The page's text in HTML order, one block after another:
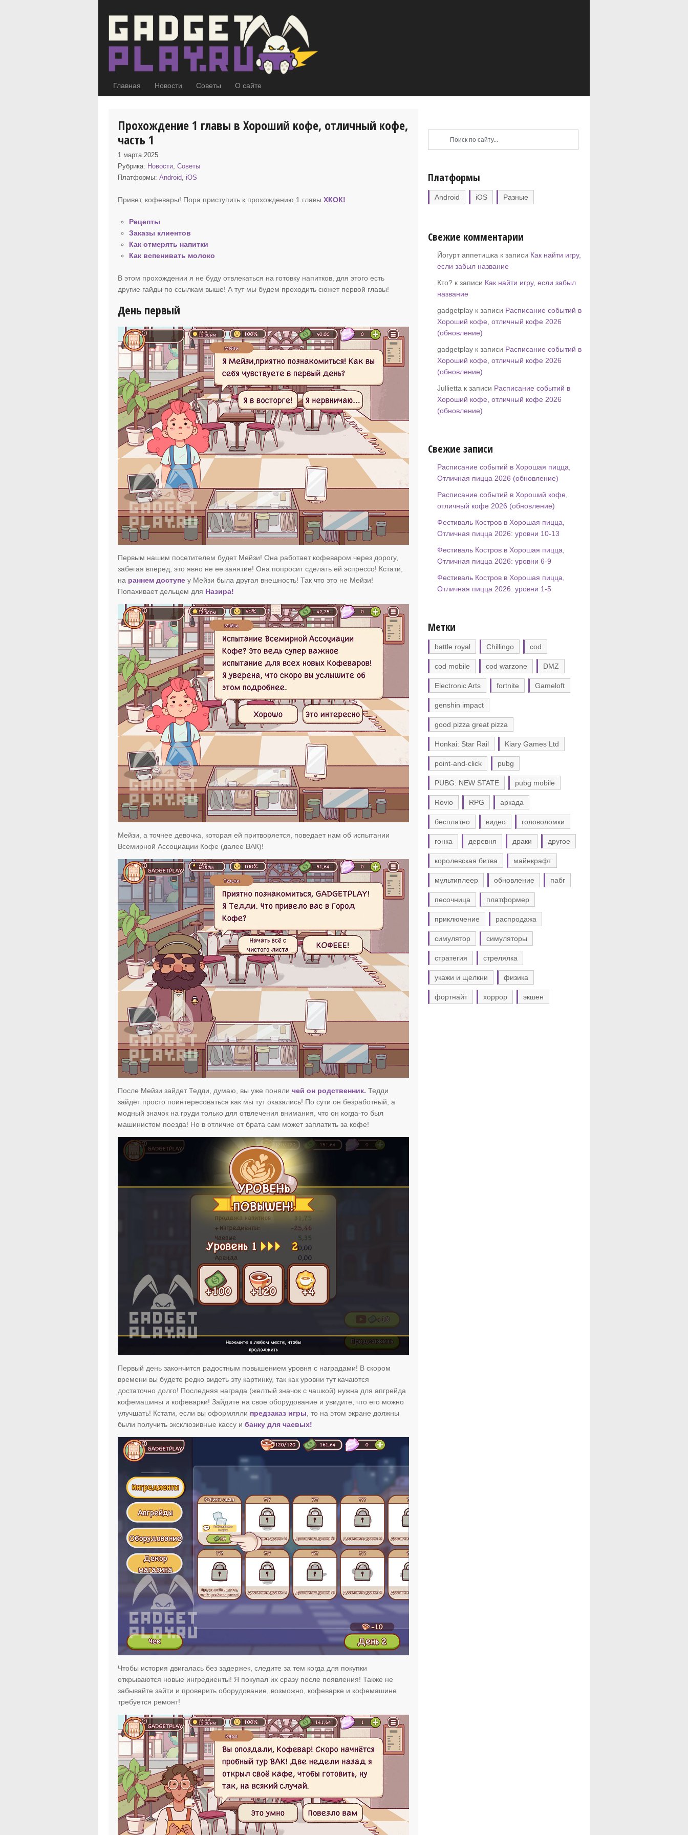
Главная Новости Советы О сайте
Прохождение 1 главы в Хороший кофе, отличный кофе,
часть 1
1 марта 2025
Рубрика: Новости,Советы
Платформы:Android, iOS
Привет, кофевары! Пора приступить к прохождению 1 главыХКОК!
Рецепты
Заказы клиентов
Как отмерять напитки
Как вспенивать молоко
В этом прохождении я не буду отвлекаться на готовку напитков, для этого есть
другие гайды по ссылкам выше! А тут мы будем проходить сюжет первой главы!
День первый
Первым нашим посетителем будет Мейзи! Она работает кофеваром через дорогу,
забегая вперед, это явно не ее занятие! Она попросит сделать ей эспрессо! Кстати,
на раннем доступе у Мейзи была другая внешность! Так что это не Мейзи!
Попахивает дельцем для Назира!
Мейзи, а точнее девочка, которая ей притворяется, поведает нам об испытании
Всемирной Ассоциации Кофе (далее ВАК)!
После Мейзи зайдет Тедди, думаю, вы уже поняличей он родственник. Тедди
зайдет просто поинтересоваться как мы тут оказались! По сути он безработный, а
модный значок на груди только для отвлечения внимания, что он когда-то был
машинистом поезда! Но в отличие от брата сам может заплатить за кофе!
Первый день закончится радостным повышением уровня с наградами! В скором
времени вы будете редко видеть эту картинку, так как уровни тут качаются
достаточно долго! Последняя награда (желтый значок с чашкой) нужна для апгрейда
кофемашины и кофеварки! Зайдите на свое оборудование и увидите, что его можно
улучшать! Кстати, если вы оформляли предзаказ игры , то на этом экране должны
были получить эксклюзивные кассу ибанку для чаевых!
Чтобы история двигалась без задержек, следите за тем когда для покупки
открываются новые ингредиенты! Я покупал их сразу после появления! Также не
забывайте зайти и проверить оборудование, возможно, кофеварке и кофемашине
требуется ремонт!
Платформы
Android iOS Разные
Свежие комментарии
Йогурт аппетишка к записи Как найти игру,
если забыл название
Кто? к записи Как найти игру, если забыл
название
gadgetplay к записи Расписание событий в
Хороший кофе, отличный кофе 2026
(обновление)
gadgetplay к записи Расписание событий в
Хороший кофе, отличный кофе 2026
(обновление)
Jullietta к записи Расписание событий в
Хороший кофе, отличный кофе 2026
(обновление)
Свежие записи
Расписание событий в Хорошая пицца,
Отличная пицца 2026 (обновление)
Расписание событий в Хороший кофе,
отличный кофе 2026 (обновление)
Фестиваль Костров в Хорошая пицца,
Отличная пицца 2026: уровни 10-13
Фестиваль Костров в Хорошая пицца,
Отличная пицца 2026: уровни 6-9
Фестиваль Костров в Хорошая пицца,
Отличная пицца 2026: уровни 1-5
Метки
battle royal Chillingo cod
cod mobile cod warzone DMZ
Electronic Arts fortnite Gameloft
genshin impact
good pizza great pizza
Honkai: Star Rail Kiary Games Ltd
point-and-click pubg
PUBG: NEW STATE pubg mobile
Rovio RPG аркада
бесплатно видео головоломки
гонка деревня драки другое
королевская битва майнкрафт
мультиплеер обновление пабг
песочница платформер
приключение распродажа
симулятор симуляторы
стратегия стрелялка
укажи и щелкни физика
фортнайт хоррор экшен